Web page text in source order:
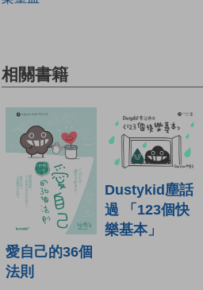
相關書籍
愛自己的36個
法則
Dustykid塵話
過 「123個快
樂基本」